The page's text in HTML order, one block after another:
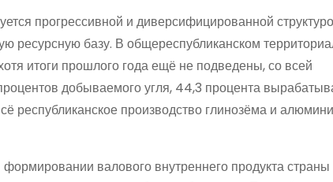
прогрессивной и диверсифицированной
базу. В общереспубликанском
итоги прошлого года ещё не подведены, со всей
добываемого угля, 44,3 процента
республиканское производство глинозёма и
валового внутреннего продукта страны